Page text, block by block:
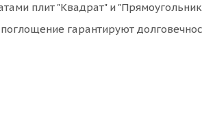
плит "Квадрат" и
гарантируют